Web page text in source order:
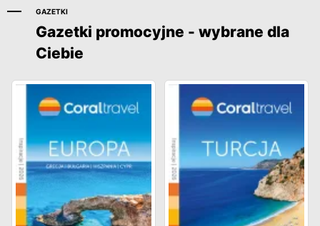
GAZETKI
Gazetki promocyjne - wybrane dla
Ciebie